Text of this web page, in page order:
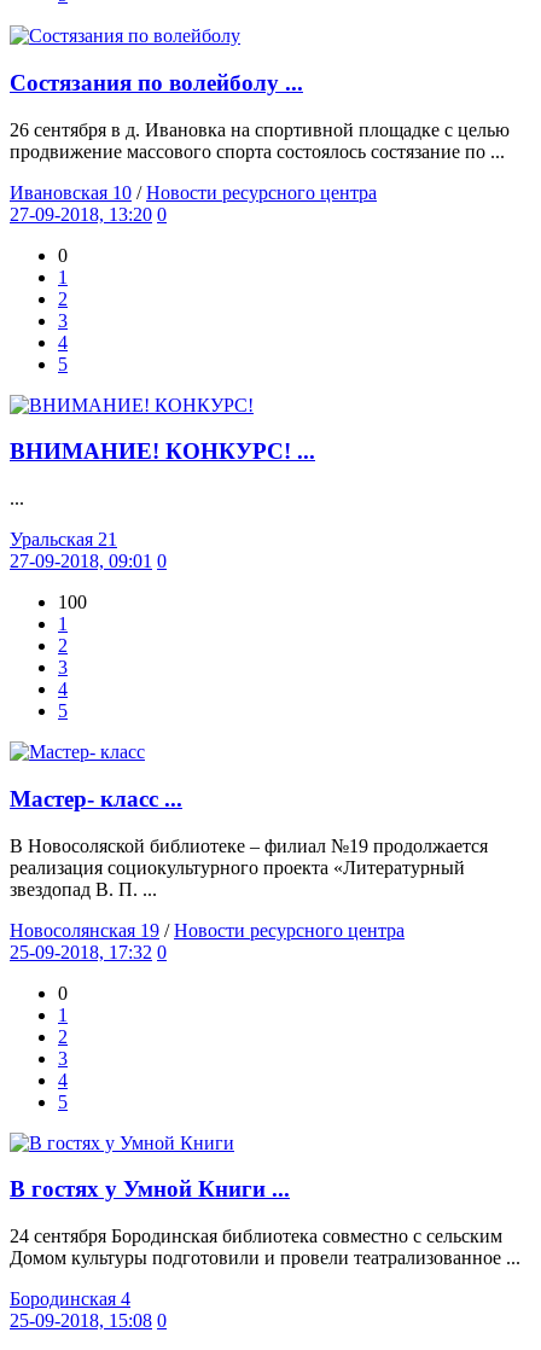
Состязания по волейболу ...
26 сентября в д. Ивановка на спортивной площадке с целью
продвижение массового спорта состоялось состязание по ...
Ивановская 10 /Новости ресурсного центра
27-09-2018, 13:20 0
0
1
2
3
4
5
ВНИМАНИЕ! КОНКУРС! ...
...
Уральская 21
27-09-2018, 09:01 0
100
1
2
3
4
5
Мастер- класс ...
В Новосоляской библиотеке – филиал №19 продолжается
реализация социокультурного проекта «Литературный
звездопад В. П. ...
Новосолянская 19 /Новости ресурсного центра
25-09-2018, 17:32 0
0
1
2
3
4
5
В гостях у Умной Книги ...
24 сентября Бородинская библиотека совместно с сельским
Домом культуры подготовили и провели театрализованное ...
Бородинская 4
25-09-2018, 15:08 0